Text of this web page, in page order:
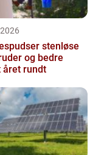
stenløse
og bedre
året rundt